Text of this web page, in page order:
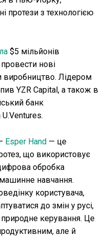
протези з технологією
$5 мільйонів
нові
виробництво. Лідером
YZR Capital, а також в
банк
U.Ventures.
Esper Hand — це
що використовує
обробка
машинне навчання.
користувача,
до змін у русі,
керування. Це
але й